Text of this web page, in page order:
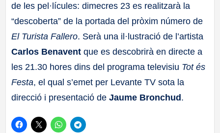
de les pel·lícules: dimecres 23 es realitzarà la
“descoberta” de la portada del pròxim número de
El Turista Fallero. Serà una il·lustració de l’artista
Carlos Benavent que es descobrirà en directe a
les 21.30 hores dins del programa televisiu Tot és
Festa, el qual s’emet per Levante TV sota la
direcció i presentació deJaume Bronchud.